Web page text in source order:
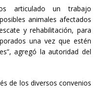
articulado un trabajo
animales afectados
y rehabilitación, para
una vez que estén
agregó la autoridad del
de los diversos convenios